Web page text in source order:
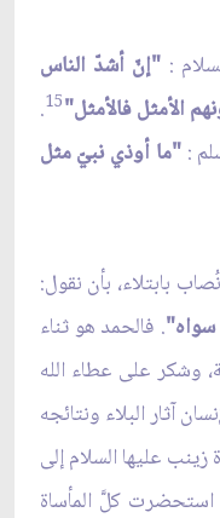
"إنّ أشدّ الناس
الأمثل فالأمثل"15
.
:"ما أوذي نبيّ مثل
سواه". فالحمد هو ثناء
وشكر على عطاء الله
آثار البلاء ونتائجه
عليها السلام إلى
كلَّ المأساة